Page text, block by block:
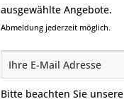
ausgewählte Angebote.
Abmeldung jederzeit möglich.
Bitte beachten Sie unsere